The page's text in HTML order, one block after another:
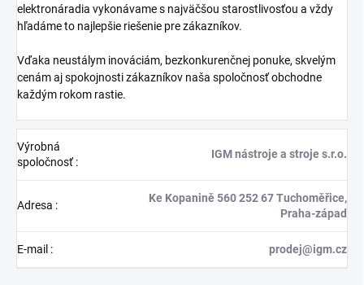
elektronáradia vykonávame s najväčšou starostlivosťou a vždy
hľadáme to najlepšie riešenie pre zákazníkov.
Vďaka neustálym inováciám, bezkonkurenčnej ponuke, skvelým
cenám aj spokojnosti zákazníkov naša spoločnosť obchodne
každým rokom rastie.
Výrobná
spoločnosť:
IGM nástroje a stroje s.r.o.
Adresa :
Ke Kopanině 560 252 67 Tuchoměřice,
Praha-západ
E-mail : prodej@igm.cz